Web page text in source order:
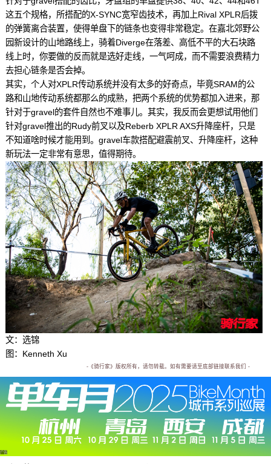
这五个规格，所搭配的X-SYNC宽窄齿技术，再加上Rival XPLR后拨
的弹簧离合装置，使得单盘下的链条也变得非常稳定。在嘉北郊野公
园新设计的山地路线上，骑着Diverge在落差、高低不平的大石块路
线上时，你要做的反而就是选好走线，一气呵成，而不需要浪费精力
去担心链条是否会掉。
其实，个人对XPLR传动系统并没有太多的好奇点，毕竟SRAM的公
路和山地传动系统都那么的成熟，把两个系统的优势都加入进来，那
针对于gravel的套件自然也不难事儿。其实，我反而会更想试用他们
针对gravel推出的Rudy前叉以及Reberb XPLR AXS升降座杆，只是
不知道啥时候才能用到。gravel车款搭配避震前叉、升降座杆，这种
新玩法一定非常有意思，值得期待。
文：选锦
图：Kenneth Xu
-《骑行家》版权所有，请勿转载。如有需要请至底部链接联系我们 -
广告